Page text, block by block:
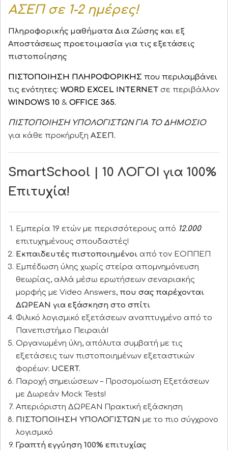
ΑΣΕΠ σε 1-2 ημέρες!
Πληροφορικής μαθήματα Δια Ζώσης και εξ
Αποστάσεως προετοιμασία για τις εξετάσεις
πιστοποίησης
ΠΙΣΤΟΠΟΙΗΣΗ ΠΛΗΡΟΦΟΡΙΚΗΣ που περιλαμβάνει
τις ενότητες: WORD EXCEL INTERNET σε περιβάλλον
WINDOWS 10 & OFFICE 365.
ΠΙΣΤΟΠΟΙΗΣΗ ΥΠΟΛΟΓΙΣΤΩΝ ΓΙΑ ΤΟ ΔΗΜΟΣΙΟ
για κάθε προκήρυξη ΑΣΕΠ.
SmartSchool | 10 ΛΟΓΟΙ για 100%
Επιτυχία!
Εμπερία 19 ετών με περισσότερους από 12.000
επιτυχημένους σπουδαστές!
Εκπαιδευτές πιστοποιημένοι από τον ΕΟΠΠΕΠ
Εμπέδωση ύλης χωρίς στείρα απομνημόνευση
θεωρίας, αλλά μέσω ερωτήσεων σεναριακής
μορφής με Video Answers, που σας παρέχονται
ΔΩΡΕΑΝ για εξάσκηση στο σπίτι
Φιλικό λογισμικό εξετάσεων αναπτυγμένο από το
Πανεπιστήμιο Πειραιά!
Οργανωμένη ύλη, απόλυτα συμβατή με τις
εξετάσεις των πιστοποιημένων εξεταστικών
φορέων: UCERT.
Παροχή σημειώσεων – Προσομοίωση Εξετάσεων
με Δωρεάν Mock Tests!
Απεριόριστη ΔΩΡΕΑΝ Πρακτική εξάσκηση
ΠΙΣΤΟΠΟΙΗΣΗ ΥΠΟΛΟΓΙΣΤΩΝ με το πιο σύγχρονο
λογισμικό
Γραπτή εγγύηση 100% επιτυχίας